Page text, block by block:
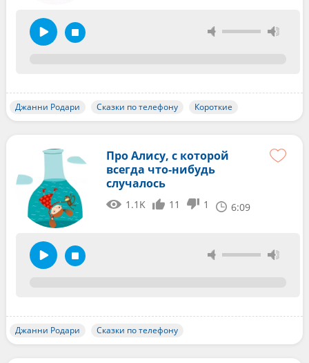
Джанни Родари Сказки по телефону Короткие
Про Алису, с которой
всегда что-нибудь
случалось
1.1K 11 1 6:09
Джанни Родари Сказки по телефону